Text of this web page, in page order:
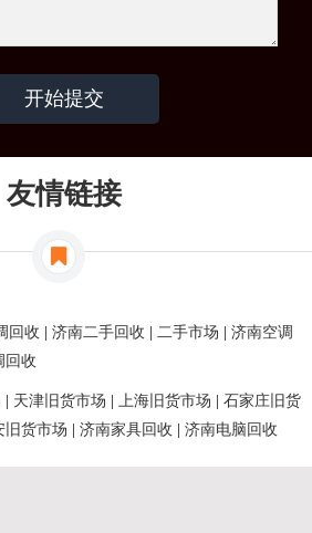
友情链接
回收 济南二手回收 二手市场
济南空调
回收
天津旧货市场 上海旧货市场
石家庄旧货
旧货市场 济南家具回收 济南电脑回收